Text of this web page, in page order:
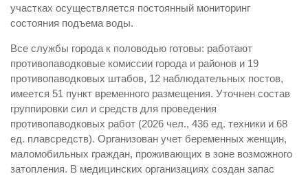
участках осуществляется постоянный мониторинг
состояния подъема воды.
Все службы города к половодью готовы: работают
противопаводковые комиссии города и районов и 19
противопаводковых штабов, 12 наблюдательных постов,
имеется 51 пункт временного размещения. Уточнен состав
группировки сил и средств для проведения
противопаводковых работ (2026 чел., 436 ед. техники и 68
ед. плавсредств). Организован учет беременных женщин,
маломобильных граждан, проживающих в зоне возможного
затопления. В медицинских организациях создан запас